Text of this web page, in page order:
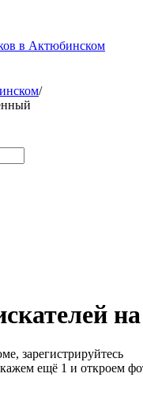
в Актюбинском
/
зарегистрируйтесь
ещё 1 и откроем